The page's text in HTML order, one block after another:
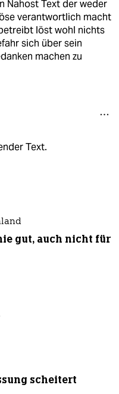
Nahost Text der weder
verantwortlich macht
löst wohl nichts
sich über sein
machen zu
Text.
gut, auch nicht für
scheitert